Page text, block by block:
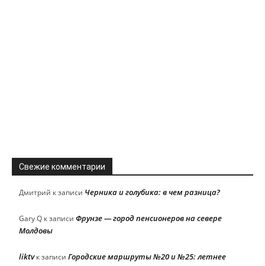
Свежие комментарии
Дмитрий к записи Черника и голубика: в чем разница?
Gary Q к записи Фрунзе — город пенсионеров на севере
Молдовы
liktvк записи Городские маршруты №20 и №25: летнее